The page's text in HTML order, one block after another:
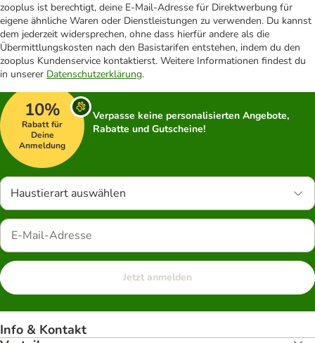
zooplus ist berechtigt, deine E-Mail-Adresse für Direktwerbung für
eigene ähnliche Waren oder Dienstleistungen zu verwenden. Du kannst
dem jederzeit widersprechen, ohne dass hierfür andere als die
Übermittlungskosten nach den Basistarifen entstehen, indem du den
zooplus Kundenservice kontaktierst. Weitere Informationen findest du
in unserer Datenschutzerklärung.
10%
Rabatt für
Deine
Anmeldung
Verpasse keine personalisierten Angebote,
Rabatte und Gutscheine!
Haustierart auswählen
Jetzt anmelden
Info & Kontakt